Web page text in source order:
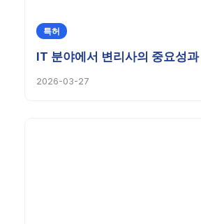
특허
IT 분야에서 변리사의 중요성
2026-03-27